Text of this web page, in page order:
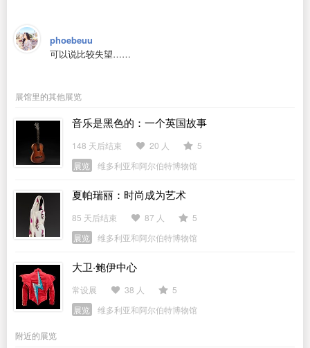
phoebeuu
可以说比较失望……
展馆里的其他展览
音乐是黑色的：一个英国故事
148 天后结束 20 人
5
展览
维多利亚和阿尔伯特博物馆
夏帕瑞丽：时尚成为艺术
85 天后结束 87 人
5
展览
维多利亚和阿尔伯特博物馆
大卫·鲍伊中心
常设展 38 人
5
展览
维多利亚和阿尔伯特博物馆
附近的展览